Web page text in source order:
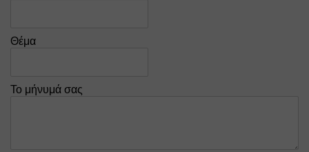
Θέμα
Το μήνυμά σας